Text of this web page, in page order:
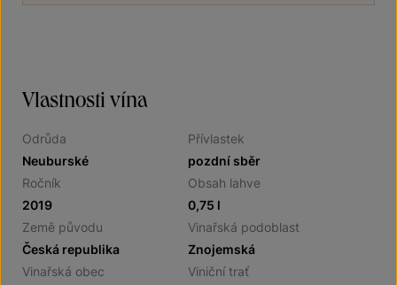
Vlastnosti vína
Odrůda
Neuburské
Přívlastek
pozdní sběr
Ročník
2019
Obsah lahve
0,75 l
Země původu
Česká republika
Vinařská podoblast
Znojemská
Vinařská obec
Viniční trať